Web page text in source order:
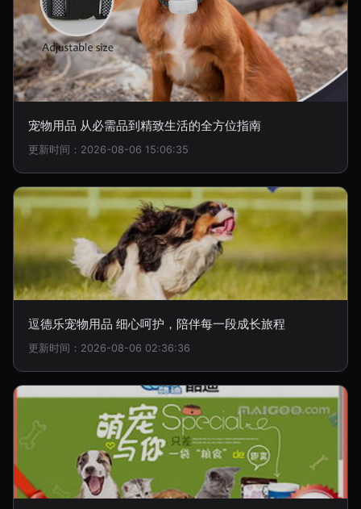
宠物用品 从必需品到精致生活的全方位指南
更新时间：2026-08-06 15:06:35
逗德乐宠物用品 细心呵护，陪伴每一段成长旅程
更新时间：2026-08-06 02:36:36